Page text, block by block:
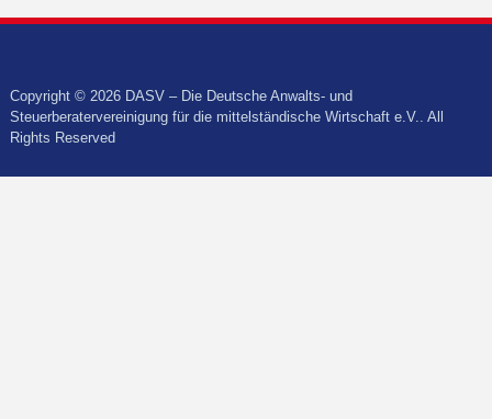
Copyright © 2026 DASV – Die Deutsche Anwalts- und
Steuerberatervereinigung für die mittelständische Wirtschaft e.V.. All
Rights Reserved